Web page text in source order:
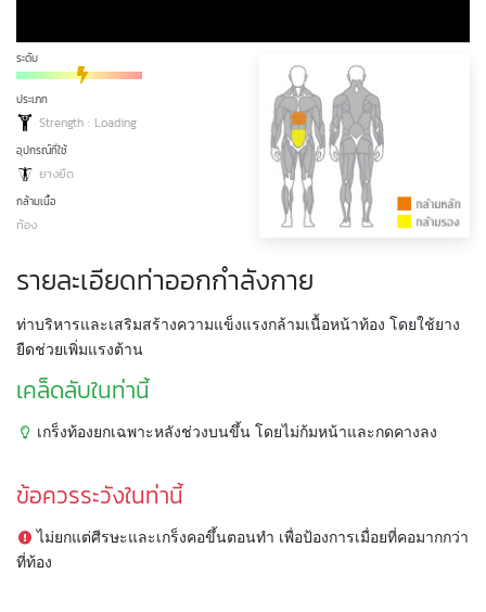
ระดับ
ประเภท
Strength : Loading
อุปกรณ์ที่ใช้
ยางยืด
กล้ามเนื้อ
ท้อง
รายละเอียดท่าออกกำลังกาย
ท่าบริหารและเสริมสร้างความแข็งแรงกล้ามเนื้อหน้าท้อง โดยใช้ยาง
ยืดช่วยเพิ่มแรงต้าน
เคล็ดลับในท่านี้
เกร็งท้องยกเฉพาะหลังช่วงบนขึ้น โดยไม่ก้มหน้าและกดคางลง
ข้อควรระวังในท่านี้
ไม่ยกแต่ศีรษะและเกร็งคอขึ้นตอนทำ เพื่อป้องการเมื่อยที่คอมากกว่า
ที่ท้อง